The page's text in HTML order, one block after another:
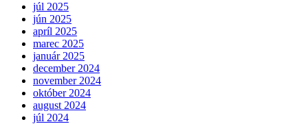
júl 2025
jún 2025
apríl 2025
marec 2025
január 2025
december 2024
november 2024
október 2024
august 2024
júl 2024